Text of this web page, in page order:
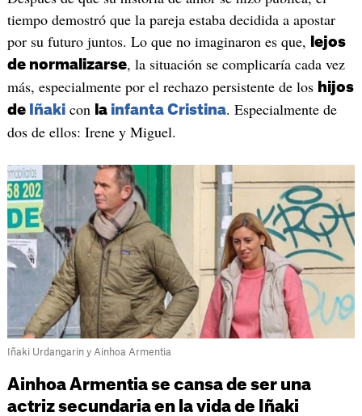
tiempo demostró que la pareja estaba decidida a apostar
por su futuro juntos. Lo que no imaginaron es que,
lejos
de normalizarse, la situación se complicaría cada vez
más, especialmente por el rechazo persistente de los hijos
de
Iñakicon la infanta Cristina. Especialmente de
dos de ellos: Irene y Miguel.
Iñaki Urdangarin y Ainhoa Armentia
Ainhoa Armentia se cansa de ser una
actriz secundaria en la vida de Iñaki